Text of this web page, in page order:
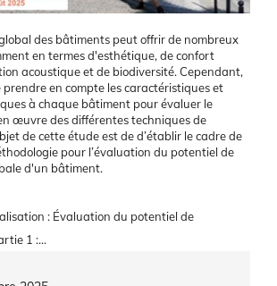
des bâtiments peut offrir de nombreux
en termes d'esthétique, de confort
acoustique et de biodiversité. Cependant,
en compte les caractéristiques et
à chaque bâtiment pour évaluer le
œuvre des différentes techniques de
de cette étude est de d’établir le cadre de
pour l’évaluation du potentiel de
d'un bâtiment.
: Évaluation du potentiel de
1 :…